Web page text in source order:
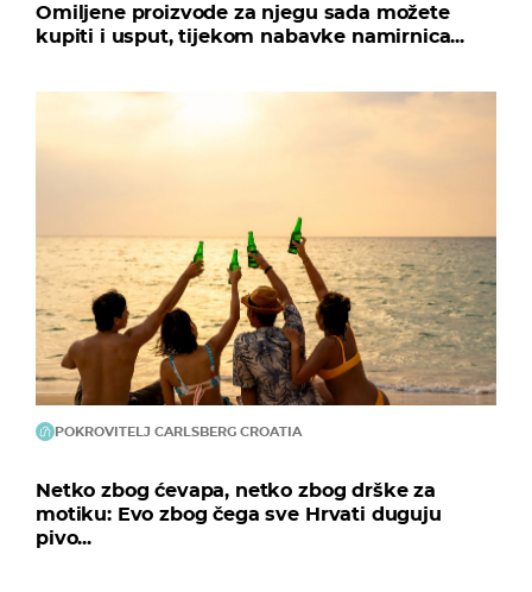
Omiljene proizvode za njegu sada možete
kupiti i usput, tijekom nabavke namirnica...
POKROVITELJ CARLSBERG CROATIA
Netko zbog ćevapa, netko zbog drške za
motiku: Evo zbog čega sve Hrvati duguju
pivo...